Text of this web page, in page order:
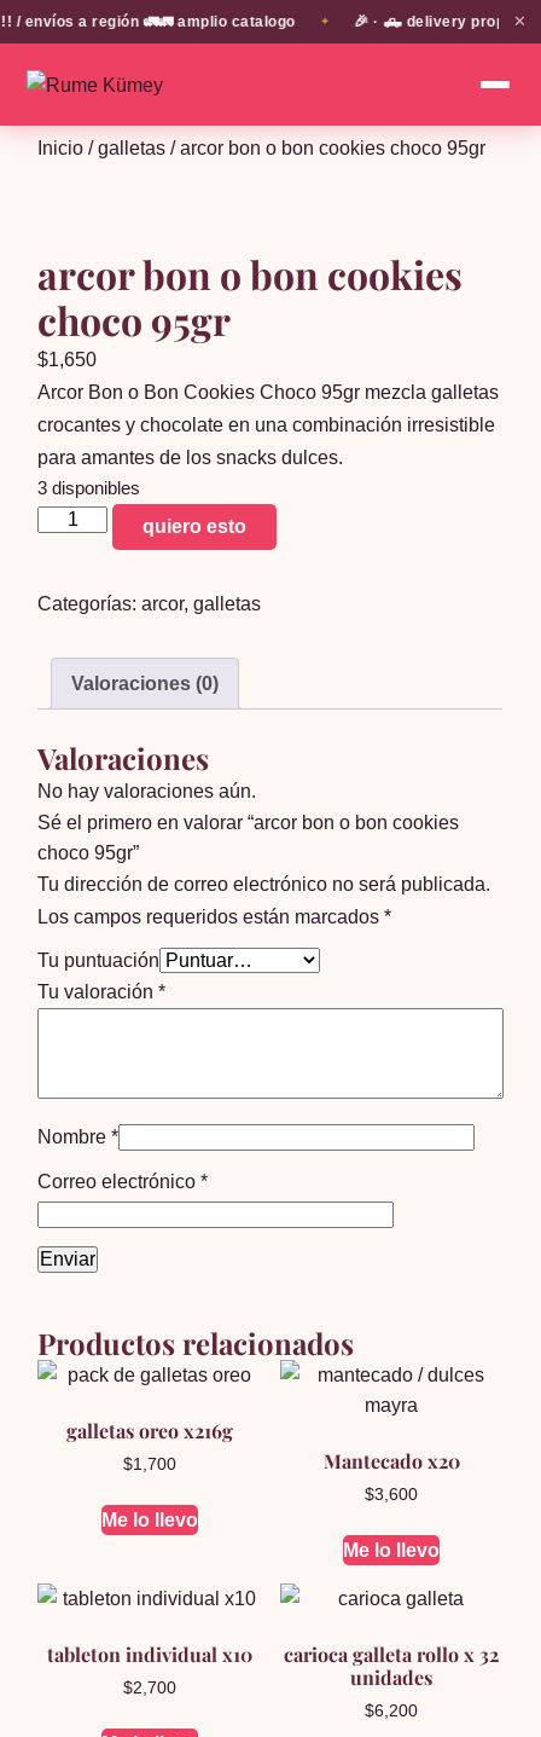
envíos a región 🚛🚛 amplio catalogo 🎉 · 🛻 delivery propio en
✕
Inicio /galletas / arcor bon o bon cookies choco 95gr
arcor bon o bon cookies
choco 95gr
$1,650
Arcor Bon o Bon Cookies Choco 95gr mezcla galletas
crocantes y chocolate en una combinación irresistible
para amantes de los snacks dulces.
3 disponibles
arcor
bon
quiero esto
Categorías:arcor,galletas
Valoraciones (0)
Valoraciones
No hay valoraciones aún.
Sé el primero en valorar “arcor bon o bon cookies
choco 95gr”
Tu dirección de correo electrónico no será publicada.
Los campos requeridos están marcados*
Tu puntuación
Tu valoración*
Nombre*
Correo electrónico*
Productos relacionados
galletas oreo x216g
$1,700
Me lo llevo
Mantecado x20
$3,600
Me lo llevo
tableton individual x10
$2,700
carioca galleta rollo x 32
unidades
$6,200